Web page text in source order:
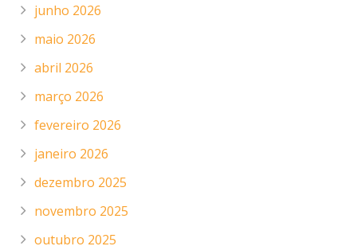
junho 2026
maio 2026
abril 2026
março 2026
fevereiro 2026
janeiro 2026
dezembro 2025
novembro 2025
outubro 2025